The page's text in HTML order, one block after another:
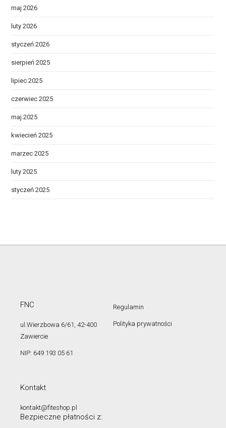
maj 2026
luty 2026
styczeń 2026
sierpień 2025
lipiec 2025
czerwiec 2025
maj 2025
kwiecień 2025
marzec 2025
luty 2025
styczeń 2025
FNC
ul.Wierzbowa 6/61, 42-400
Zawiercie
NIP: 649 193 05 61
Regulamin
Polityka prywatności
Kontakt
kontakt@fiteshop.pl
Bezpieczne płatności z: